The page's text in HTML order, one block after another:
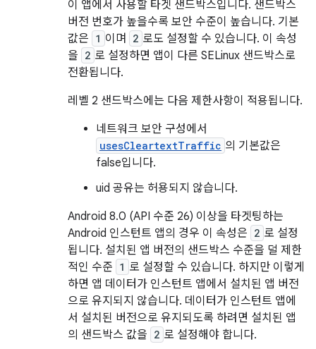
이 앱에서 사용할 타겟 샌드박스입니다. 샌드박스
버전 번호가 높을수록 보안 수준이 높습니다. 기본
값은 1 이며 2 로도 설정할 수 있습니다. 이 속성
을 2 로 설정하면 앱이 다른 SELinux 샌드박스로
전환됩니다.
레벨 2 샌드박스에는 다음 제한사항이 적용됩니다.
네트워크 보안 구성에서
usesCleartextTraffic 의 기본값은
false입니다.
uid 공유는 허용되지 않습니다.
Android 8.0 (API 수준 26) 이상을 타겟팅하는
Android 인스턴트 앱의 경우 이 속성은 2 로 설정
됩니다. 설치된 앱 버전의 샌드박스 수준을 덜 제한
적인 수준 1 로 설정할 수 있습니다. 하지만 이렇게
하면 앱 데이터가 인스턴트 앱에서 설치된 앱 버전
으로 유지되지 않습니다. 데이터가 인스턴트 앱에
서 설치된 버전으로 유지되도록 하려면 설치된 앱
의 샌드박스 값을 2 로 설정해야 합니다.